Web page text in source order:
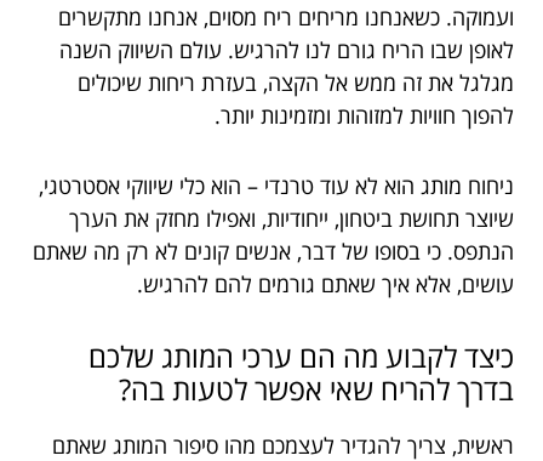
ועמוקה. כשאנחנו מריחים ריח מסוים, אנחנו מתקשרים
לאופן שבו הריח גורם לנו להרגיש. עולם השיווק השנה
מגלגל את זה ממש אל הקצה, בעזרת ריחות שיכולים
להפוך חוויות למזוהות ומזמינות יותר.
ניחוח מותג הוא לא עוד טרנדי – הוא כלי שיווקי אסטרטגי,
שיוצר תחושת ביטחון, ייחודיות, ואפילו מחזק את הערך
הנתפס. כי בסופו של דבר, אנשים קונים לא רק מה שאתם
עושים, אלא איך שאתם גורמים להם להרגיש.
כיצד לקבוע מה הם ערכי המותג שלכם
בדרך להריח שאי אפשר לטעות בה?
ראשית, צריך להגדיר לעצמכם מהו סיפור המותג שאתם